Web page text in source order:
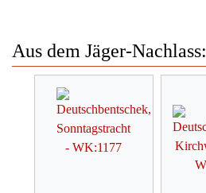
Aus dem Jäger-Nachlass: